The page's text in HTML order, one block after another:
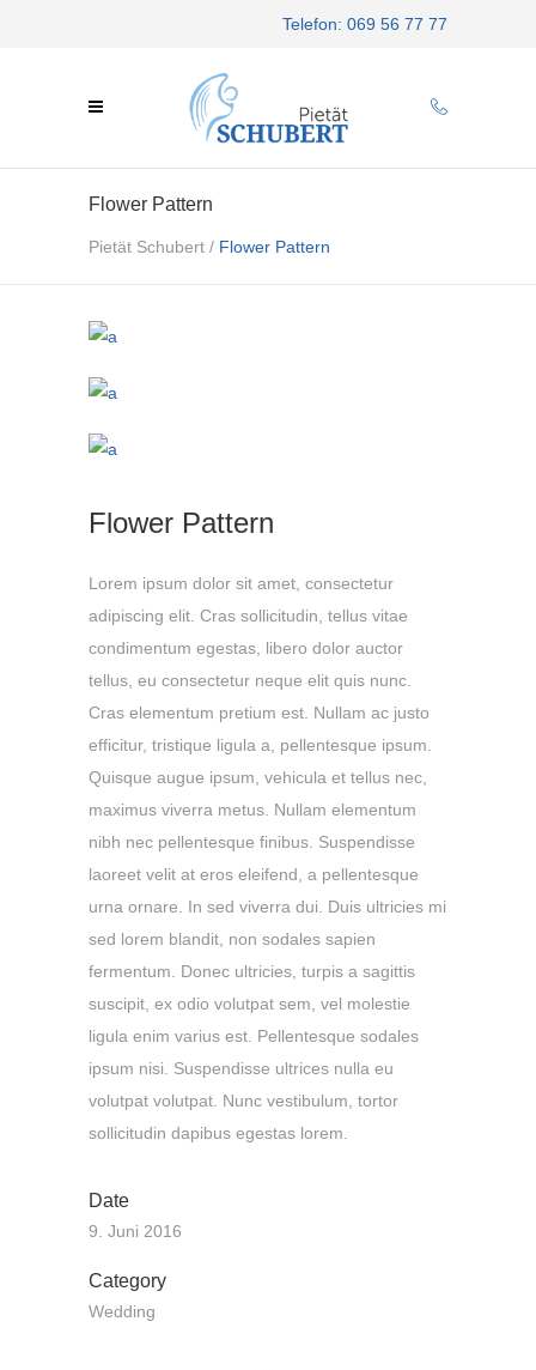
Telefon: 069 56 77 77
Flower Pattern
Pietät Schubert / Flower Pattern
Flower Pattern
Lorem ipsum dolor sit amet, consectetur
adipiscing elit. Cras sollicitudin, tellus vitae
condimentum egestas, libero dolor auctor
tellus, eu consectetur neque elit quis nunc.
Cras elementum pretium est. Nullam ac justo
efficitur, tristique ligula a, pellentesque ipsum.
Quisque augue ipsum, vehicula et tellus nec,
maximus viverra metus. Nullam elementum
nibh nec pellentesque finibus. Suspendisse
laoreet velit at eros eleifend, a pellentesque
urna ornare. In sed viverra dui. Duis ultricies mi
sed lorem blandit, non sodales sapien
fermentum. Donec ultricies, turpis a sagittis
suscipit, ex odio volutpat sem, vel molestie
ligula enim varius est. Pellentesque sodales
ipsum nisi. Suspendisse ultrices nulla eu
volutpat volutpat. Nunc vestibulum, tortor
sollicitudin dapibus egestas lorem.
Date
9. Juni 2016
Category
Wedding